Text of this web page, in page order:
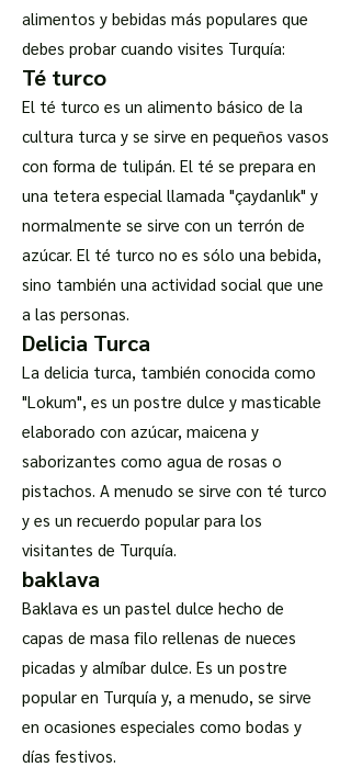
alimentos y bebidas más populares que
debes probar cuando visites Turquía:
Té turco
El té turco es un alimento básico de la
cultura turca y se sirve en pequeños vasos
con forma de tulipán. El té se prepara en
una tetera especial llamada "çaydanlık" y
normalmente se sirve con un terrón de
azúcar. El té turco no es sólo una bebida,
sino también una actividad social que une
a las personas.
Delicia Turca
La delicia turca, también conocida como
"Lokum", es un postre dulce y masticable
elaborado con azúcar, maicena y
saborizantes como agua de rosas o
pistachos. A menudo se sirve con té turco
y es un recuerdo popular para los
visitantes de Turquía.
baklava
Baklava es un pastel dulce hecho de
capas de masa filo rellenas de nueces
picadas y almíbar dulce. Es un postre
popular en Turquía y, a menudo, se sirve
en ocasiones especiales como bodas y
días festivos.